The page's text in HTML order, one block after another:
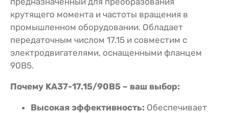
крутящего момента и частоты вращения в
промышленном оборудовании. Обладает
передаточным числом 17.15 и совместим с
электродвигателями, оснащенными фланцем
90В5.
Почему KA37-17.15/90В5 – ваш выбор:
Высокая эффективность: Обеспечивает